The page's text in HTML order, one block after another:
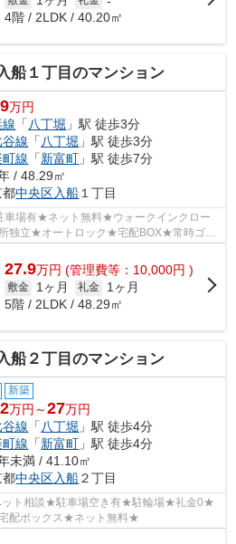
4階 / 2LDK / 40.20㎡
船１丁目のマンション
万円
「 八丁堀 」駅 徒歩3分
谷線 「 八丁堀 」駅 徒歩3分
線 「新富町 」駅 徒歩7分
/ 48.29㎡
都中央区入船 １丁目
場有★ネット無料★ウォークインクロー
立★オートロック★宅配BOX★常時ゴミ
27.9万円 (管理費等：10,000円 )
敷金 1ヶ月 礼金
1ヶ月
5階 / 2LDK / 48.29㎡
船２丁目のマンション
新築
万円～27万円
谷線 「八丁堀 」駅 徒歩4分
線 「新富町 」駅 徒歩4分
未満 / 41.10㎡
都中央区入船２丁目
ト相談★駐車場空き有★駐輪場★礼金0★
配ボックス★ネット無料★